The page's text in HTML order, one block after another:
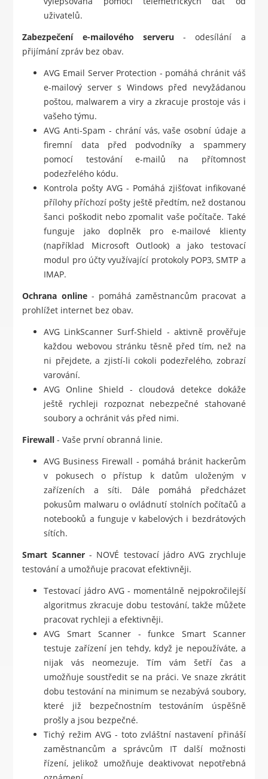
uživatelů.
Zabezpečení e-mailového serveru - odesílání a
přijímání zpráv bez obav.
AVG Email Server Protection - pomáhá chránit váš
e-mailový server s Windows před nevyžádanou
poštou, malwarem a viry a zkracuje prostoje vás i
vašeho týmu.
AVG Anti-Spam - chrání vás, vaše osobní údaje a
firemní data před podvodníky a spammery
pomocí testování e-mailů na přítomnost
podezřelého kódu.
Kontrola pošty AVG - Pomáhá zjišťovat infikované
přílohy příchozí pošty ještě předtím, než dostanou
šanci poškodit nebo zpomalit vaše počítače. Také
funguje jako doplněk pro e-mailové klienty
(například Microsoft Outlook) a jako testovací
modul pro účty využívající protokoly POP3, SMTP a
IMAP.
Ochrana online- pomáhá zaměstnancům pracovat a
prohlížet internet bez obav.
AVG LinkScanner Surf-Shield - aktivně prověřuje
každou webovou stránku těsně před tím, než na
ni přejdete, a zjistí-li cokoli podezřelého, zobrazí
varování.
AVG Online Shield - cloudová detekce dokáže
ještě rychleji rozpoznat nebezpečné stahované
soubory a ochránit vás před nimi.
Firewall - Vaše první obranná linie.
AVG Business Firewall - pomáhá bránit hackerům
v pokusech o přístup k datům uloženým v
zařízeních a síti. Dále pomáhá předcházet
pokusům malwaru o ovládnutí stolních počítačů a
notebooků a funguje v kabelových i bezdrátových
sítích.
Smart Scanner- NOVÉ testovací jádro AVG zrychluje
testování a umožňuje pracovat efektivněji.
Testovací jádro AVG - momentálně nejpokročilejší
algoritmus zkracuje dobu testování, takže můžete
pracovat rychleji a efektivněji.
AVG Smart Scanner - funkce Smart Scanner
testuje zařízení jen tehdy, když je nepoužíváte, a
nijak vás neomezuje. Tím vám šetří čas a
umožňuje soustředit se na práci. Ve snaze zkrátit
dobu testování na minimum se nezabývá soubory,
které již bezpečnostním testováním úspěšně
prošly a jsou bezpečné.
Tichý režim AVG - toto zvláštní nastavení přináší
zaměstnancům a správcům IT další možnosti
řízení, jelikož umožňuje deaktivovat nepotřebná